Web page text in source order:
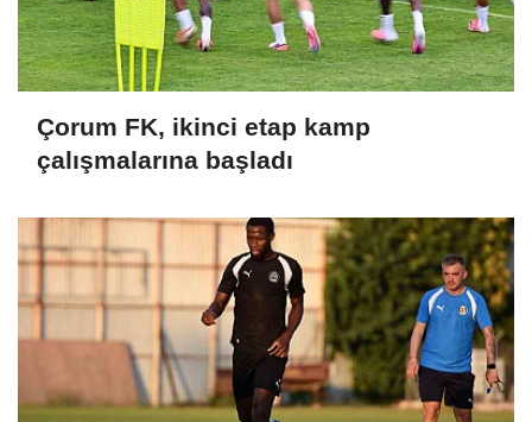
Çorum FK, ikinci etap kamp
çalışmalarına başladı